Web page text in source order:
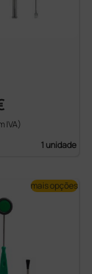
IVA)
1 unidade
mais opções